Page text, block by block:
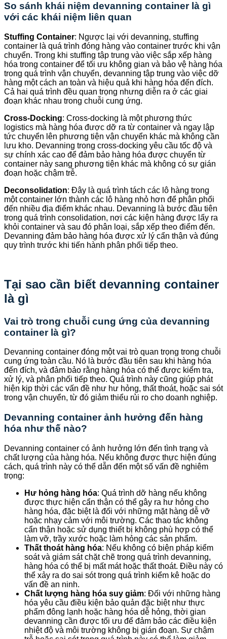
So sánh khái niệm devanning container là gì
với các khái niệm liên quan
Stuffing Container: Ngược lại với devanning, stuffing
container là quá trình đóng hàng vào container trước khi vận
chuyển. Trong khi stuffing tập trung vào việc sắp xếp hàng
hóa trong container để tối ưu không gian và bảo vệ hàng hóa
trong quá trình vận chuyển, devanning tập trung vào việc dỡ
hàng một cách an toàn và hiệu quả khi hàng hóa đến đích.
Cả hai quá trình đều quan trọng nhưng diễn ra ở các giai
đoạn khác nhau trong chuỗi cung ứng.
Cross-Docking: Cross-docking là một phương thức
logistics mà hàng hóa được dỡ ra từ container và ngay lập
tức chuyển lên phương tiện vận chuyển khác mà không cần
lưu kho. Devanning trong cross-docking yêu cầu tốc độ và
sự chính xác cao để đảm bảo hàng hóa được chuyển từ
container này sang phương tiện khác mà không có sự gián
đoạn hoặc chậm trễ.
Deconsolidation: Đây là quá trình tách các lô hàng trong
một container lớn thành các lô hàng nhỏ hơn để phân phối
đến nhiều địa điểm khác nhau. Devanning là bước đầu tiên
trong quá trình consolidation, nơi các kiện hàng được lấy ra
khỏi container và sau đó phân loại, sắp xếp theo điểm đến.
Devanning đảm bảo hàng hóa được xử lý cẩn thận và đúng
quy trình trước khi tiến hành phân phối tiếp theo.
Tại sao cần biết devanning container
là gì
Vai trò trong chuỗi cung ứng của devanning
container là gì?
Devanning container đóng một vai trò quan trọng trong chuỗi
cung ứng toàn cầu. Nó là bước đầu tiên sau khi hàng hóa
đến đích, và đảm bảo rằng hàng hóa có thể được kiểm tra,
xử lý, và phân phối tiếp theo. Quá trình này cũng giúp phát
hiện kịp thời các vấn đề như hư hỏng, thất thoát, hoặc sai sót
trong vận chuyển, từ đó giảm thiểu rủi ro cho doanh nghiệp.
Devanning container ảnh hưởng đến hàng
hóa như thế nào?
Devanning container có ảnh hưởng lớn đến tình trạng và
chất lượng của hàng hóa. Nếu không được thực hiện đúng
cách, quá trình này có thể dẫn đến một số vấn đề nghiêm
trọng:
Hư hỏng hàng hóa: Quá trình dỡ hàng nếu không
được thực hiện cẩn thận có thể gây ra hư hỏng cho
hàng hóa, đặc biệt là đối với những mặt hàng dễ vỡ
hoặc nhạy cảm với môi trường. Các thao tác không
cẩn thận hoặc sử dụng thiết bị không phù hợp có thể
làm vỡ, trầy xước hoặc làm hỏng các sản phẩm.
Thất thoát hàng hóa: Nếu không có biện pháp kiểm
soát và giám sát chặt chẽ trong quá trình devanning,
hàng hóa có thể bị mất mát hoặc thất thoát. Điều này có
thể xảy ra do sai sót trong quá trình kiểm kê hoặc do
vấn đề an ninh.
Chất lượng hàng hóa suy giảm: Đối với những hàng
hóa yêu cầu điều kiện bảo quản đặc biệt như thực
phẩm đông lạnh hoặc hàng hóa dễ hỏng, thời gian
devanning cần được tối ưu để đảm bảo các điều kiện
nhiệt độ và môi trường không bị gián đoạn. Sự chậm